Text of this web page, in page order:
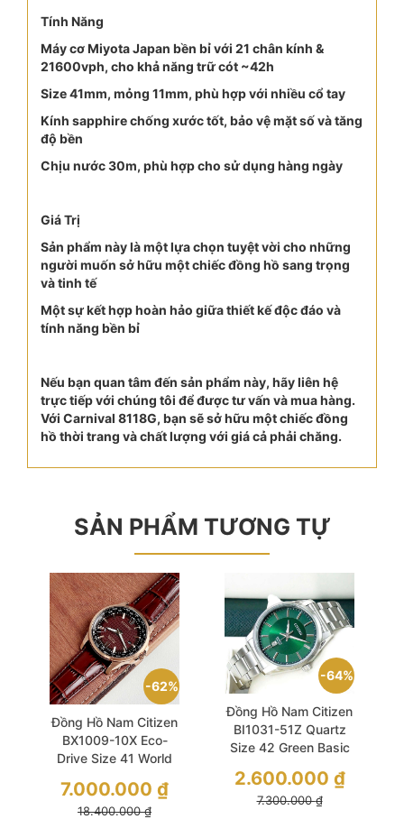
Tính Năng
Máy cơ Miyota Japan bền bỉ với 21 chân kính &
21600vph, cho khả năng trữ cót ~42h
Size 41mm, mỏng 11mm, phù hợp với nhiều cổ tay
Kính sapphire chống xước tốt, bảo vệ mặt số và tăng
độ bền
Chịu nước 30m, phù hợp cho sử dụng hàng ngày
Giá Trị
Sản phẩm này là một lựa chọn tuyệt vời cho những
người muốn sở hữu một chiếc đồng hồ sang trọng
và tinh tế
Một sự kết hợp hoàn hảo giữa thiết kế độc đáo và
tính năng bền bỉ
Nếu bạn quan tâm đến sản phẩm này, hãy liên hệ
trực tiếp với chúng tôi để được tư vấn và mua hàng.
Với Carnival 8118G, bạn sẽ sở hữu một chiếc đồng
hồ thời trang và chất lượng với giá cả phải chăng.
SẢN PHẨM TƯƠNG TỰ
62%
Đồng Hồ Nam Citizen
BX1009-10X Eco-
Drive Size 41 World
18.400.000₫
7.000.000 ₫
64%
Đồng Hồ Nam Citizen
BI1031-51Z Quartz
Size 42 Green Basic
7.300.000₫
2.600.000 ₫